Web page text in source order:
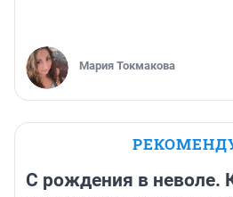
Мария Токмакова
С рождения в неволе.